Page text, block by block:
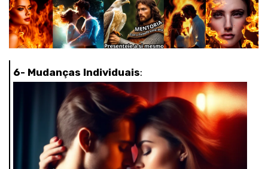
6- Mudanças Individuais: